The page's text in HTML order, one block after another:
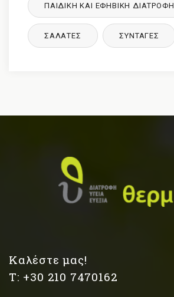
ΠΑΙΔΙΚΉ ΚΑΙ ΕΦΗΒΙΚΉ ΔΙΑΤΡΌΦΉ
ΣΑΛΑΤΕΣ ΣΥΝΤΑΓΈΣ
Καλέστε μας!
Τ: +30 210 7470162